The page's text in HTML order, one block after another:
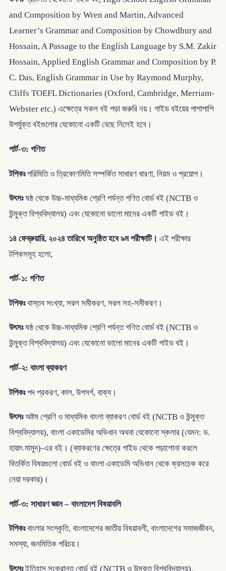
and Composition by Wren and Martin, Advanced
Learner’s Grammar and Composition by Chowdhury and
Hossain, A Passage to the English Language by S.M. Zakir
Hossain, Applied English Grammar and Composition by P.
C. Das, English Grammar in Use by Raymond Murphy,
Cliffs TOEFL Dictionaries (Oxford, Cambridge, Merriam-
Webster etc.) এক্ষেত্রে সকল বই পড়া জরুরি নয়। গাইড বইয়ের পাশাপাশি
উপর্যুক্ত বইগুলোর যেকোনো একটি বেছে নিলেই হবে।
পার্ট-৩: গণিত
টপিকঃপরিমিতি ও ত্রিকোণমিতি সম্পর্কিত সাধারণ ধারণা, নিয়ম ও প্রয়োগ।
উৎসঃষষ্ঠ থেকে উচ্চ-মাধ্যমিক শ্রেণি পর্যন্ত গণিত বোর্ড বই (NCTB ও
উন্মুক্ত বিশ্ববিদ্যালয়) এবং যেকোনো ভালো মানের একটি গাইড বই।
১৪ ফেব্রুয়ারি, ২০২৪ তারিখে অনুষ্ঠিত হবে ৯ম পরীক্ষাটি। এই পরীক্ষার
টপিকসমূহ হলো,
পার্ট-১: গণিত
টপিকঃবাস্তব সংখ্যা, সরল সমীকরণ, সরল সহ-সমীকরণ।
উৎসঃষষ্ঠ থেকে উচ্চ-মাধ্যমিক শ্রেণি পর্যন্ত গণিত বোর্ড বই (NCTB ও
উন্মুক্ত বিশ্ববিদ্যালয়) এবং যেকোনো ভালো মানের একটি গাইড বই।
পার্ট-২: বাংলা ব্যাকরণ
টপিকঃপদ প্রকরণ, কাল, উপসর্গ, বাক্য।
উৎসঃঅষ্টম শ্রেণি ও মাধ্যমিক বাংলা ব্যাকরণ বোর্ড বই (NCTB ও উন্মুক্ত
বিশ্ববিদ্যালয়), বাংলা একাডেমির অভিধান অথবা যেকোনো স্কলার (যেমন: ড.
হায়াৎ মামুদ)-এর বই। (ব্যাকরণের ক্ষেত্রে গাইড থেকে পড়াশোনা করলে
বিতর্কিত বিষয়গুলো বোর্ড বই ও বাংলা একাডেমি অভিধান থেকে ক্রসচেক করে
নেয়া দরকার)।
পার্ট-৩: সাধারণ জ্ঞান – বাংলাদেশ বিষয়াবলি
টপিকঃবাংলার সংস্কৃতি, বাংলাদেশের জাতীয় বিষয়াবলী, বাংলাদেশের সমাজজীবন,
সমস্যা, জনমিতিক পরিচয়।
উৎসঃইতিহাস সংক্রান্ত বোর্ড বই (NCTB ও উন্মুক্ত বিশ্ববিদ্যালয়),